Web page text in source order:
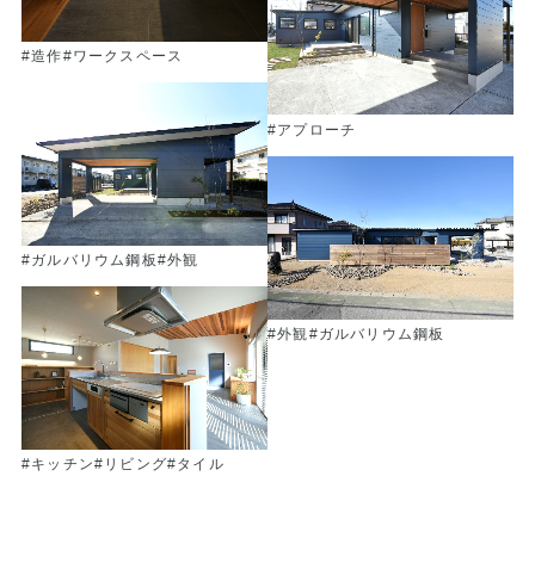
#造作#ワークスペース
#アプローチ
#ガルバリウム鋼板#外観
#外観#ガルバリウム鋼板
#キッチン#リビング#タイル